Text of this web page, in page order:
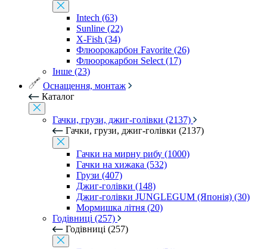
Intech (63)
Sunline (22)
X-Fish (34)
Флюорокарбон Favorite (26)
Флюорокарбон Select (17)
Інше (23)
Оснащення, монтаж
Каталог
Гачки, грузи, джиг-голівки (2137)
Гачки, грузи, джиг-голівки (2137)
Гачки на мирну рибу (1000)
Гачки на хижака (532)
Грузи (407)
Джиг-голівки (148)
Джиг-голівки JUNGLEGUM (Японія) (30)
Мормишка літня (20)
Годівниці (257)
Годівниці (257)